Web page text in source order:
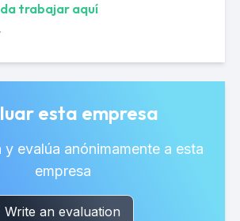
trabajar aquí
esta empresa
y evalúa anónimamente a esta
empresa
Write an evaluation